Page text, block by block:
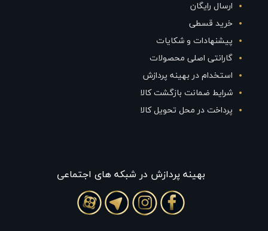
ارسال رایگان
خرید قسطی
پیشنهادات و شکایات
گارانتی اصلی محصولات
استخدام در بهینه پردازش
شرایط ضمانت بازگشت کالا
پرداخت در محل تحویل کالا
بهينه پردازش در شبکه های اجتماعی